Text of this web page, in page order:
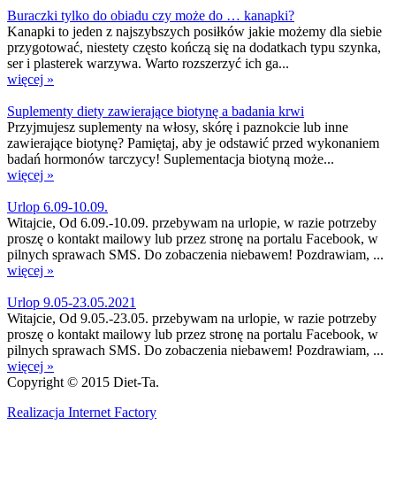
Buraczki tylko do obiadu czy może do … kanapki?
Kanapki to jeden z najszybszych posiłków jakie możemy dla siebie
przygotować, niestety często kończą się na dodatkach typu szynka,
ser i plasterek warzywa. Warto rozszerzyć ich ga...
więcej »
Suplementy diety zawierające biotynę a badania krwi
Przyjmujesz suplementy na włosy, skórę i paznokcie lub inne
zawierające biotynę? Pamiętaj, aby je odstawić przed wykonaniem
badań hormonów tarczycy! Suplementacja biotyną może...
więcej »
Urlop 6.09-10.09.
Witajcie, Od 6.09.-10.09. przebywam na urlopie, w razie potrzeby
proszę o kontakt mailowy lub przez stronę na portalu Facebook, w
pilnych sprawach SMS. Do zobaczenia niebawem! Pozdrawiam, ...
więcej »
Urlop 9.05-23.05.2021
Witajcie, Od 9.05.-23.05. przebywam na urlopie, w razie potrzeby
proszę o kontakt mailowy lub przez stronę na portalu Facebook, w
pilnych sprawach SMS. Do zobaczenia niebawem! Pozdrawiam, ...
więcej »
Copyright © 2015 Diet-Ta.
Realizacja Internet Factory